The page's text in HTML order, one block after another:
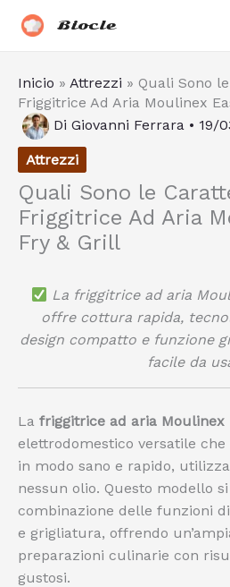
Biocle
Inicio » Attrezzi » Quali Sono
Friggitrice Ad Aria Moulinex
Di Giovanni Ferrara • 19/
Attrezzi
Quali Sono le
Friggitrice Ad Aria
Fry & Grill
La friggitrice ad aria
offre cottura rapida,
design compatto e funzione
facile da
La friggitrice ad aria Moulinex
elettrodomestico versatile
in modo sano e rapido,
nessun olio. Questo modello
combinazione delle funzioni
e grigliatura, offrendo
preparazioni culinarie con
gustosi.